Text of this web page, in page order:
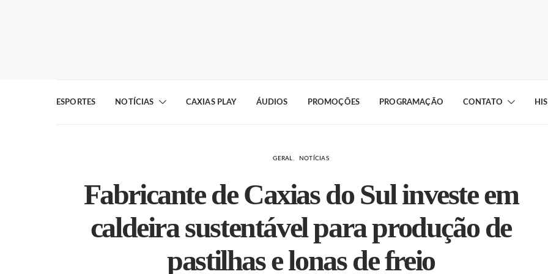
ESPORTES NOTÍCIAS CAXIAS PLAY ÁUDIOS PROMOÇÕES PROGRAMAÇÃO CONTATO
GERAL NOTÍCIAS
Fabricante de Caxias do Sul investe em
caldeira sustentável para produção de
pastilhas e lonas de freio